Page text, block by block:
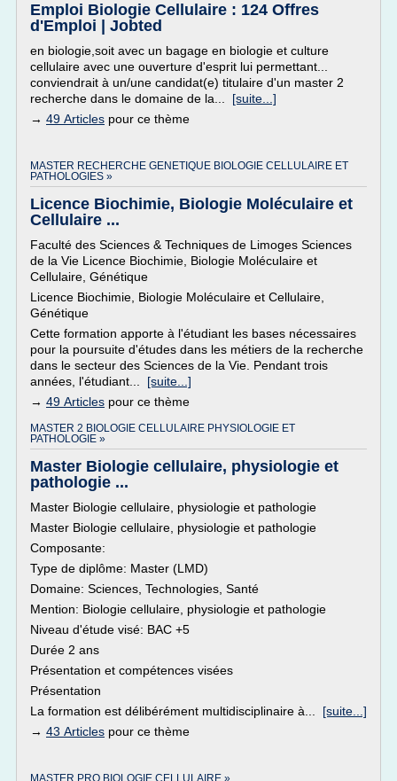
Emploi Biologie Cellulaire : 124 Offres
d'Emploi | Jobted
en biologie,soit avec un bagage en biologie et culture
cellulaire avec une ouverture d'esprit lui permettant...
conviendrait à un/une candidat(e) titulaire d'un master 2
recherche dans le domaine de la... [suite...]
→ 49 Articles pour ce thème
MASTER RECHERCHE GENETIQUE BIOLOGIE CELLULAIRE ET
PATHOLOGIES »
Licence Biochimie, Biologie Moléculaire et
Cellulaire ...
Faculté des Sciences & Techniques de Limoges Sciences
de la Vie Licence Biochimie, Biologie Moléculaire et
Cellulaire, Génétique
Licence Biochimie, Biologie Moléculaire et Cellulaire,
Génétique
Cette formation apporte à l'étudiant les bases nécessaires
pour la poursuite d'études dans les métiers de la recherche
dans le secteur des Sciences de la Vie. Pendant trois
années, l'étudiant... [suite...]
→ 49 Articles pour ce thème
MASTER 2 BIOLOGIE CELLULAIRE PHYSIOLOGIE ET
PATHOLOGIE »
Master Biologie cellulaire, physiologie et
pathologie ...
Master Biologie cellulaire, physiologie et pathologie
Master Biologie cellulaire, physiologie et pathologie
Composante:
Type de diplôme: Master (LMD)
Domaine: Sciences, Technologies, Santé
Mention: Biologie cellulaire, physiologie et pathologie
Niveau d'étude visé: BAC +5
Durée 2 ans
Présentation et compétences visées
Présentation
La formation est délibérément multidisciplinaire à... [suite...]
→ 43 Articles pour ce thème
MASTER PRO BIOLOGIE CELLULAIRE »